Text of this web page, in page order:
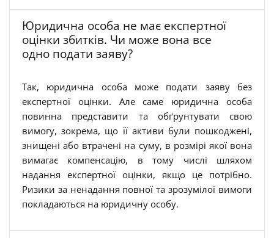
Юридична особа не має експертної
оцінки збитків. Чи може вона все
одно подати заяву?
Так, юридична особа може подати заяву без
експертної оцінки. Але саме юридична особа
повинна представити та обґрунтувати свою
вимогу, зокрема, що її активи були пошкоджені,
знищені або втрачені на суму, в розмірі якої вона
вимагає компенсацію, в тому числі шляхом
надання експертної оцінки, якщо це потрібно.
Ризики за ненадання повної та зрозумілої вимоги
покладаються на юридичну особу.